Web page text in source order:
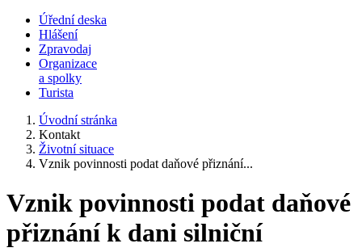
Úřední deska
Hlášení
Zpravodaj
Organizace
a spolky
Turista
Úvodní stránka
Kontakt
Životní situace
Vznik povinnosti podat daňové přiznání...
Vznik povinnosti podat daňové
přiznání k dani silniční